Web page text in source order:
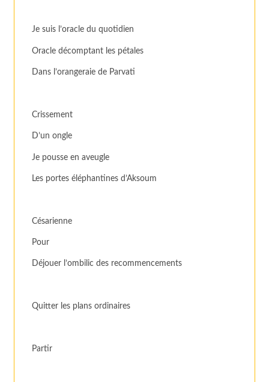
Je suis l’oracle du quotidien
Oracle décomptant les pétales
Dans l’orangeraie de Parvati
Crissement
D’un ongle
Je pousse en aveugle
Les portes éléphantines d’Aksoum
Césarienne
Pour
Déjouer l’ombilic des recommencements
Quitter les plans ordinaires
Partir